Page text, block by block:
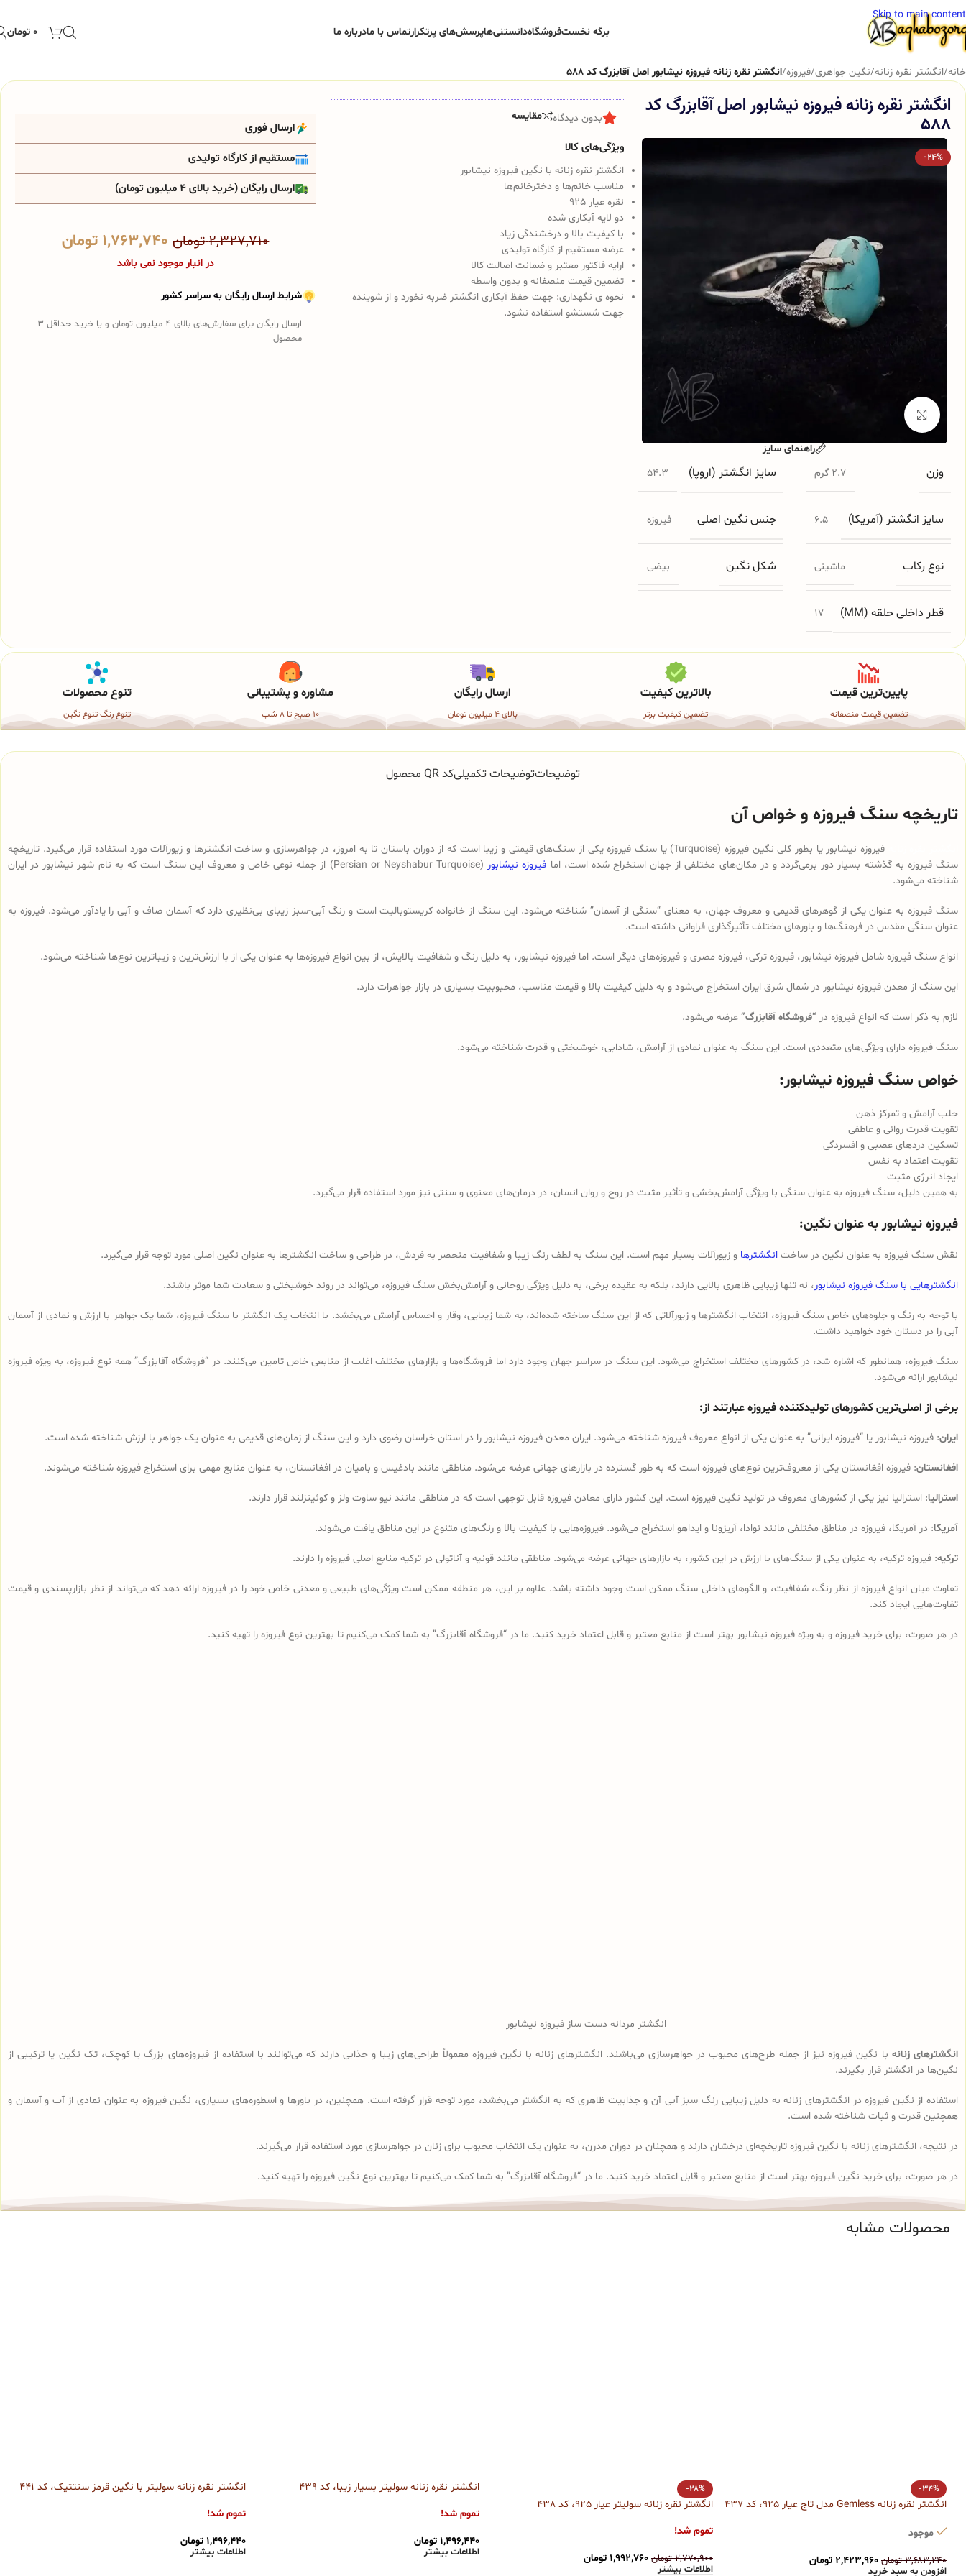
Skip to main content
برگه نخستفروشگاهدانستنی‌هاپرسش‌های پرتکرارتماس با مادرباره ما ۰ تومان
خانه/انگشتر نقره زنانه/نگین جواهری/فیروزه/انگشتر نقره زنانه فیروزه نیشابور اصل آقابزرگ کد 588
انگشتر نقره زنانه فیروزه نیشابور اصل آقابزرگ کد
588
-24%
وزن 2.7 گرم سایز انگشتر (اروپا) 54.3
سایز انگشتر (آمریکا) 6.5 جنس نگین اصلی فیروزه
نوع رکاب ماشینی شکل نگین بیضی
قطر داخلی حلقه (MM) 17
راهنمای سایز
بدون دیدگاه مقایسه
ویژگی‌های کالا
انگشتر نقره زنانه با نگین فیروزه نیشابور
مناسب خانم‌ها و دخترخانم‌ها
نقره عیار 925
دو لایه آبکاری شده
با کیفیت بالا و درخشندگی زیاد
عرضه مستقیم از کارگاه تولیدی
ارایه فاکتور معتبر و ضمانت اصالت کالا
تضمین قیمت منصفانه و بدون واسطه
نحوه ی نگهداری:جهت حفظ آبکاری انگشتر ضربه نخورد و از شوینده
جهت شستشو استفاده نشود.
ارسال فوری
مستقیم از کارگاه تولیدی
ارسال رایگان (خرید بالای 4 میلیون تومان)
۲,۳۲۷,۷۱۰تومان ۱,۷۶۳,۷۴۰ تومان
در انبار موجود نمی باشد
شرایط ارسال رایگان به سراسر کشور
ارسال رایگان برای سفارش‌های بالای 4 میلیون تومان و یا خرید حداقل 3
محصول
پایین‌ترین قیمت
تضمین قیمت منصفانه
بالاترین کیفیت
تضمین کیفیت برتر
ارسال رایگان
بالای 4 میلیون تومان
مشاوره و پشتیبانی
10 صبح تا 8 شب
تنوع محصولات
تنوع رنگ-تنوع نگین
توضیحاتتوضیحات تکمیلیکد QR محصول
تاریخچه سنگ فیروزه و خواص آن
فیروزه نیشابور یا بطور کلی نگین فیروزه (Turquoise) یا سنگ فیروزه یکی از سنگ‌های قیمتی و زیبا است که از دوران باستان تا به امروز، در جواهرسازی و ساخت انگشترها و زیورآلات مورد استفاده قرار می‌گیرد. تاریخچه
سنگ فیروزه به گذشته بسیار دور برمی‌گردد و در مکان‌های مختلفی از جهان استخراج شده است، اما فیروزه نیشابور
(Persian or Neyshabur Turquoise) از جمله نوعی خاص و معروف این سنگ است که به نام شهر نیشابور در ایران
شناخته می‌شود.
سنگ فیروزه به عنوان یکی از گوهرهای قدیمی و معروف جهان، به معنای “سنگی از آسمان” شناخته می‌شود. این سنگ از خانواده کریستوبالیت است و رنگ آبی-سبز زیبای بی‌نظیری دارد که آسمان صاف و آبی را یادآور می‌شود. فیروزه به
عنوان سنگی مقدس در فرهنگ‌ها و باورهای مختلف تأثیرگذاری فراوانی داشته است.
انواع سنگ فیروزه شامل فیروزه نیشابور، فیروزه ترکی، فیروزه مصری و فیروزه‌های دیگر است. اما فیروزه نیشابور، به دلیل رنگ و شفافیت بالایش، از بین انواع فیروزه‌ها به عنوان یکی از با ارزش‌ترین و زیباترین نوع‌ها شناخته می‌شود.
این سنگ از معدن فیروزه نیشابور در شمال شرق ایران استخراج می‌شود و به دلیل کیفیت بالا و قیمت مناسب، محبوبیت بسیاری در بازار جواهرات دارد.
لازم به ذکر است که انواع فیروزه در “فروشگاه آقابزرگ” عرضه می‌شود.
سنگ فیروزه دارای ویژگی‌های متعددی است. این سنگ به عنوان نمادی از آرامش، شادابی، خوشبختی و قدرت شناخته می‌شود.
خواص سنگ فیروزه نیشابور:
جلب آرامش و تمرکز ذهن
تقویت قدرت روانی و عاطفی
تسکین دردهای عصبی و افسردگی
تقویت اعتماد به نفس
ایجاد انرژی مثبت
به همین دلیل، سنگ فیروزه به عنوان سنگی با ویژگی آرامش‌بخشی و تأثیر مثبت در روح و روان انسان، در درمان‌های معنوی و سنتی نیز مورد استفاده قرار می‌گیرد.
فیروزه نیشابور به عنوان نگین:
نقش سنگ فیروزه به عنوان نگین در ساخت انگشترها و زیورآلات بسیار مهم است. این سنگ به لطف رنگ زیبا و شفافیت منحصر به فردش، در طراحی و ساخت انگشترها به عنوان نگین اصلی مورد توجه قرار می‌گیرد.
انگشترهایی با سنگ فیروزه نیشابور، نه تنها زیبایی ظاهری بالایی دارند، بلکه به عقیده برخی، به دلیل ویژگی روحانی و آرامش‌بخش سنگ فیروزه، می‌تواند در روند خوشبختی و سعادت شما موثر باشند.
با توجه به رنگ و جلوه‌های خاص سنگ فیروزه، انتخاب انگشترها و زیورآلاتی که از این سنگ ساخته شده‌اند، به شما زیبایی، وقار و احساس آرامش می‌بخشد. با انتخاب یک انگشتر با سنگ فیروزه، شما یک جواهر با ارزش و نمادی از آسمان
آبی را در دستان خود خواهید داشت.
سنگ فیروزه، همانطور که اشاره شد، در کشورهای مختلف استخراج می‌شود. این سنگ در سراسر جهان وجود دارد اما فروشگاه‌ها و بازارهای مختلف اغلب از منابعی خاص تامین می‌کنند. در “فروشگاه آقابزرگ” همه نوع فیروزه، به ویژه فیروزه
نیشابور ارائه می‌شود.
برخی از اصلی‌ترین کشورهای تولیدکننده فیروزه عبارتند از:
ایران: فیروزه نیشابور یا “فیروزه ایرانی” به عنوان یکی از انواع معروف فیروزه شناخته می‌شود. ایران معدن فیروزه نیشابور را در استان خراسان رضوی دارد و این سنگ از زمان‌های قدیمی به عنوان یک جواهر با ارزش شناخته شده است.
افغانستان: فیروزه افغانستان یکی از معروف‌ترین نوع‌های فیروزه است که به طور گسترده در بازارهای جهانی عرضه می‌شود. مناطقی مانند بادغیس و بامیان در افغانستان، به عنوان منابع مهمی برای استخراج فیروزه شناخته می‌شوند.
استرالیا: استرالیا نیز یکی از کشورهای معروف در تولید نگین فیروزه است. این کشور دارای معادن فیروزه قابل توجهی است که در مناطقی مانند نیو ساوت ولز و کوئینزلند قرار دارند.
آمریکا: در آمریکا، فیروزه در مناطق مختلفی مانند نوادا، آریزونا و ایداهو استخراج می‌شود. فیروزه‌هایی با کیفیت بالا و رنگ‌های متنوع در این مناطق یافت می‌شوند.
ترکیه: فیروزه ترکیه، به عنوان یکی از سنگ‌های با ارزش در این کشور، به بازارهای جهانی عرضه می‌شود. مناطقی مانند قونیه و آناتولی در ترکیه منابع اصلی فیروزه را دارند.
تفاوت‌ میان انواع فیروزه از نظر رنگ، شفافیت، و الگوهای داخلی سنگ ممکن است وجود داشته باشد. علاوه بر این، هر منطقه ممکن است ویژگی‌های طبیعی و معدنی خاص خود را در فیروزه ارائه دهد که می‌تواند از نظر بازارپسندی و قیمت
تفاوت‌هایی ایجاد کند.
در هر صورت، برای خرید فیروزه و به ویژه فیروزه نیشابور بهتر است از منابع معتبر و قابل اعتماد خرید کنید. ما در “فروشگاه آقابزرگ” به شما کمک می‌کنیم تا بهترین نوع فیروزه را تهیه کنید.
انگشتر مردانه دست ساز فیروزه نیشابور
انگشترهای زنانه با نگین فیروزه نیز از جمله طرح‌های محبوب در جواهرسازی می‌باشند. انگشترهای زنانه با نگین فیروزه معمولاً طراحی‌های زیبا و جذابی دارند که می‌توانند با استفاده از فیروزه‌های بزرگ یا کوچک، تک نگین یا ترکیبی از
نگین‌ها در انگشتر قرار بگیرند.
استفاده از نگین فیروزه در انگشترهای زنانه به دلیل زیبایی رنگ سبز آبی آن و جذابیت ظاهری که به انگشتر می‌بخشد، مورد توجه قرار گرفته است. همچنین، در باورها و اسطوره‌های بسیاری، نگین فیروزه به عنوان نمادی از آب و آسمان و
همچنین قدرت و ثبات شناخته شده است.
در نتیجه، انگشترهای زنانه با نگین فیروزه تاریخچه‌ای درخشان دارند و همچنان در دوران مدرن، به عنوان یک انتخاب محبوب برای زنان در جواهرسازی مورد استفاده قرار می‌گیرند.
در هر صورت، برای خرید نگین فیروزه بهتر است از منابع معتبر و قابل اعتماد خرید کنید. ما در “فروشگاه آقابزرگ” به شما کمک می‌کنیم تا بهترین نوع نگین فیروزه را تهیه کنید.
محصولات مشابه
-34%
انگشتر نقره زنانه Gemless مدل تاج عیار 925، کد 437
موجود
۳,۶۸۳,۲۴۰ تومان ۲,۴۲۳,۹۶۰ تومان
افزودن به سبد خرید
-28%
انگشتر نقره زنانه سولیتر عیار 925، کد 438
تموم شد!
۲,۷۷۰,۹۰۰ تومان ۱,۹۹۲,۷۶۰ تومان
اطلاعات بیشتر
انگشتر نقره زنانه سولیتر بسیار زیبا، کد 439
تموم شد!
۱,۴۹۶,۴۴۰ تومان
اطلاعات بیشتر
انگشتر نقره زنانه سولیتر با نگین قرمز سنتتیک، کد 441
تموم شد!
۱,۴۹۶,۴۴۰ تومان
اطلاعات بیشتر